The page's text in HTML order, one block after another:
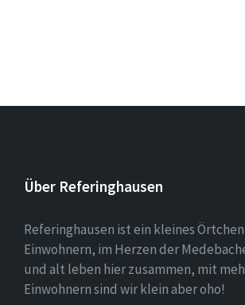
Über Referinghausen
Referinghausen ist ein kleines
Einwohnern, im Herzen der
und alt leben hier zusammen, mit
Einwohnern sind wir klein aber oho!